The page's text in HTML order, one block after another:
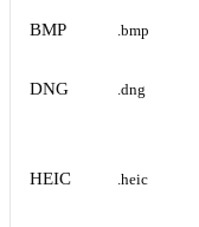
BMP .bmp
DNG .dng
HEIC .heic